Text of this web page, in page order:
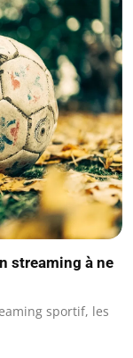
streaming à ne
sportif, les